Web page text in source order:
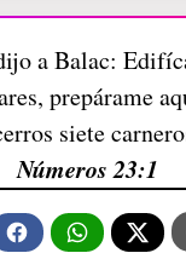
a Balac:
prepárame
siete
Números 23:1